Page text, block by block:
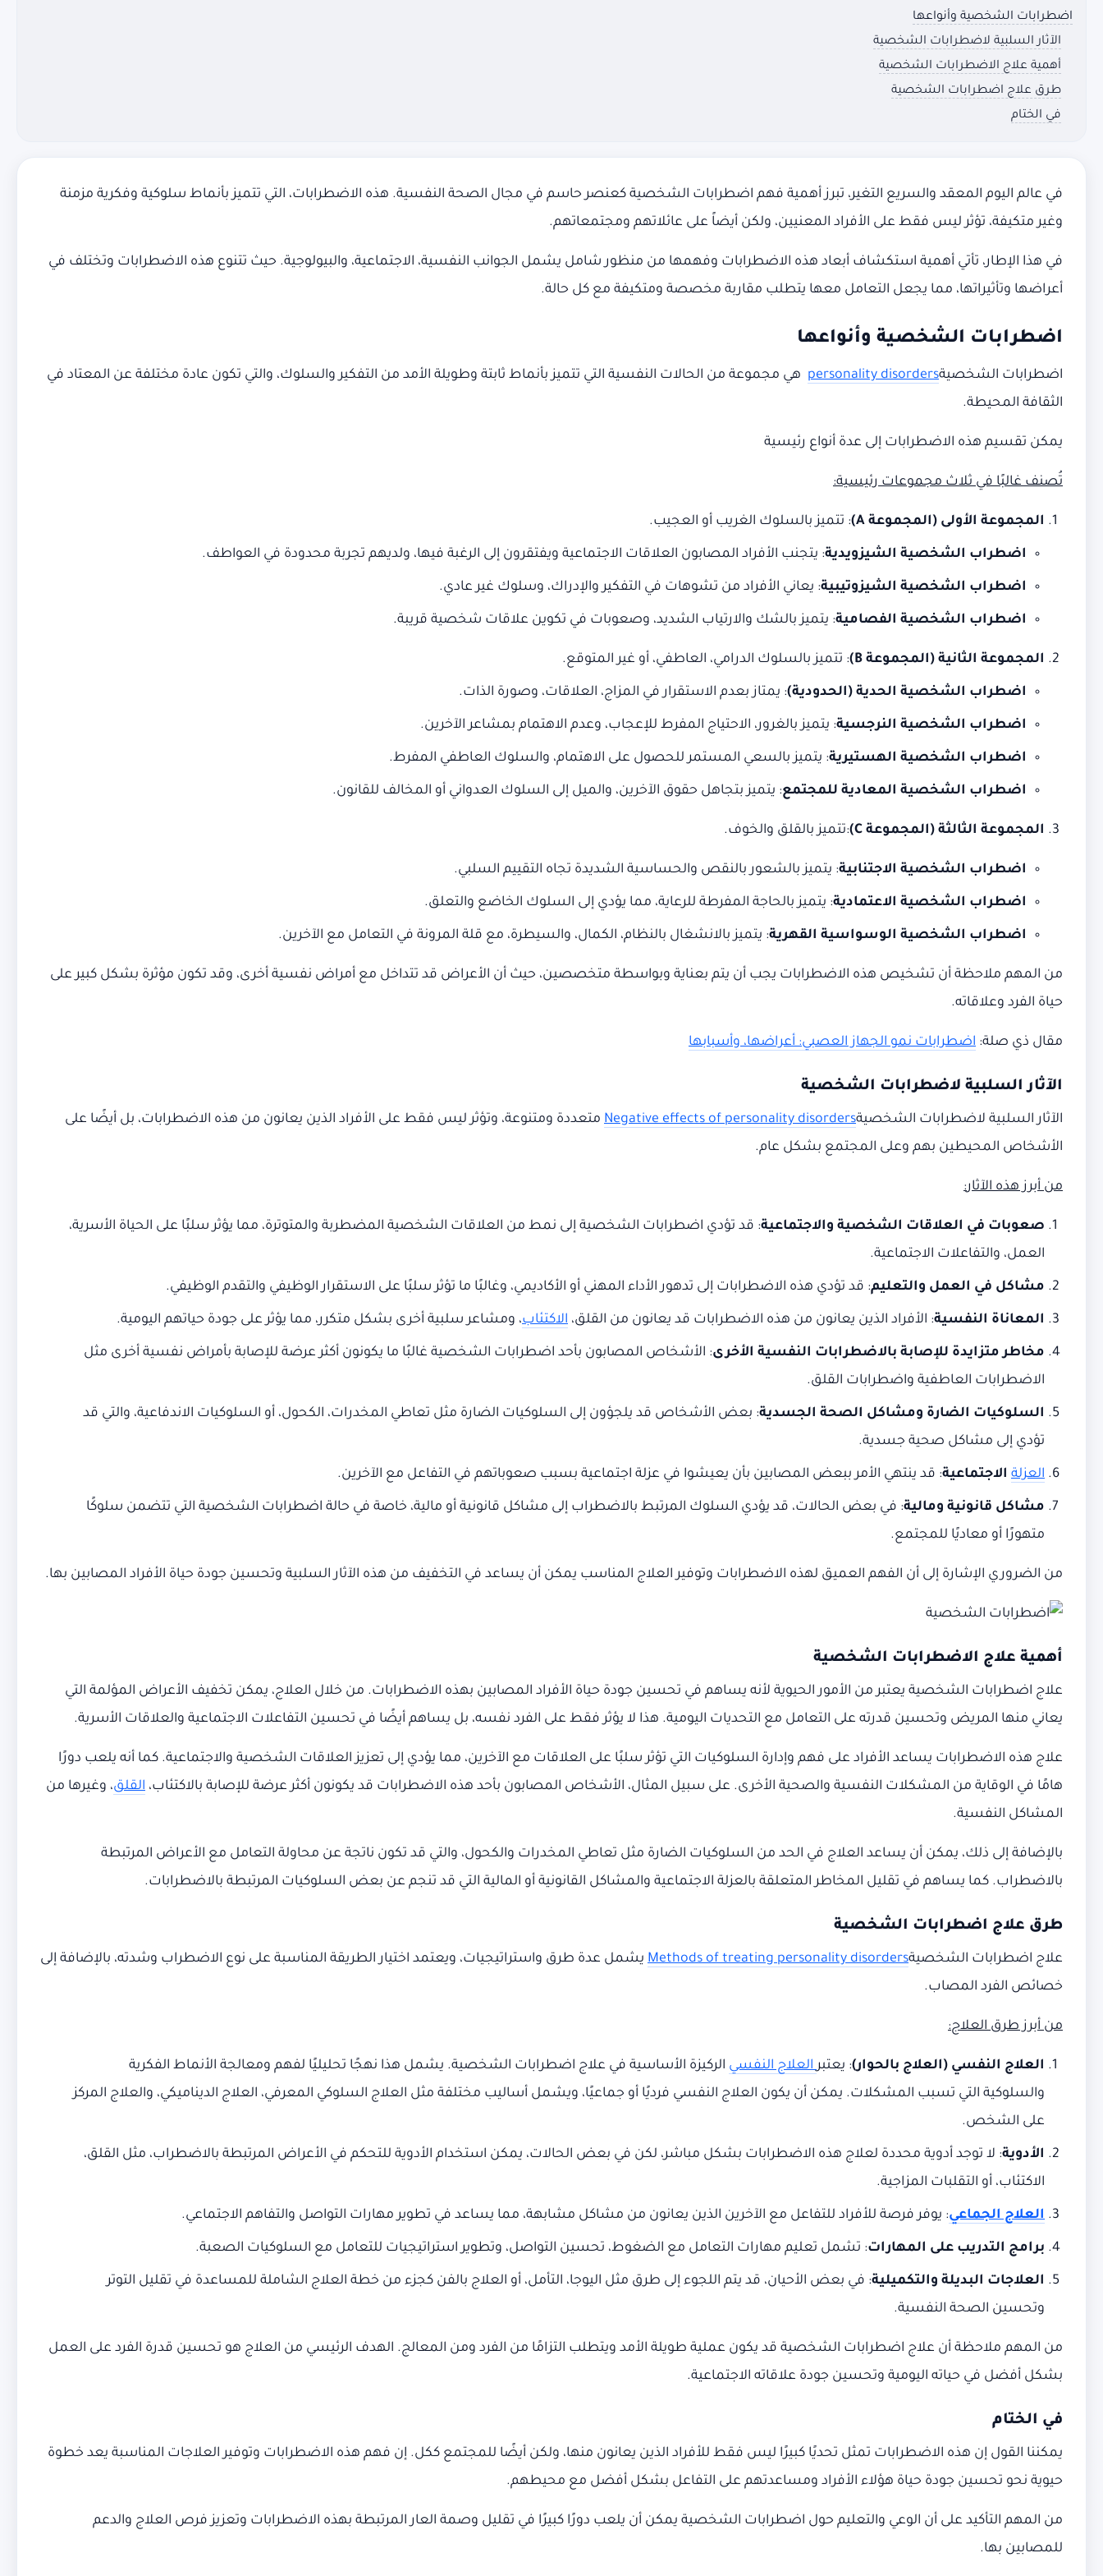
اضطرابات الشخصية وأنواعها
الآثار السلبية لاضطرابات الشخصية
أهمية علاج الاضطرابات الشخصية
طرق علاج اضطرابات الشخصية
في الختام
في عالم اليوم المعقد والسريع التغير، تبرز أهمية فهم اضطرابات الشخصية كعنصر حاسم في مجال الصحة النفسية. هذه الاضطرابات، التي تتميز بأنماط سلوكية وفكرية مزمنة
وغير متكيفة، تؤثر ليس فقط على الأفراد المعنيين، ولكن أيضاً على عائلاتهم ومجتمعاتهم.
في هذا الإطار، تأتي أهمية استكشاف أبعاد هذه الاضطرابات وفهمها من منظور شامل يشمل الجوانب النفسية، الاجتماعية، والبيولوجية. حيث تتنوع هذه الاضطرابات وتختلف في
أعراضها وتأثيراتها، مما يجعل التعامل معها يتطلب مقاربة مخصصة ومتكيفة مع كل حالة.
اضطرابات الشخصية وأنواعها
اضطرابات الشخصيةpersonality disorders هي مجموعة من الحالات النفسية التي تتميز بأنماط ثابتة وطويلة الأمد من التفكير والسلوك، والتي تكون عادة مختلفة عن المعتاد في
الثقافة المحيطة.
يمكن تقسيم هذه الاضطرابات إلى عدة أنواع رئيسية
تُصنف غالبًا في ثلاث مجموعات رئيسية:
المجموعة الأولى (المجموعة : تتميز بالسلوك الغريب أو العجيب.
اضطراب الشخصية الشيزويدية: يتجنب الأفراد المصابون العلاقات الاجتماعية ويفتقرون إلى الرغبة فيها، ولديهم تجربة محدودة في العواطف.
اضطراب الشخصية الشيزوتيبية: يعاني الأفراد من تشوهات في التفكير والإدراك، وسلوك غير عادي.
اضطراب الشخصية الفصامية: يتميز بالشك والارتياب الشديد، وصعوبات في تكوين علاقات شخصية قريبة.
المجموعة الثانية (المجموعة : تتميز بالسلوك الدرامي، العاطفي، أو غير المتوقع.
اضطراب الشخصية الحدية (الحدودية): يمتاز بعدم الاستقرار في المزاج، العلاقات، وصورة الذات.
اضطراب الشخصية النرجسية: يتميز بالغرور، الاحتياج المفرط للإعجاب، وعدم الاهتمام بمشاعر الآخرين.
اضطراب الشخصية الهستيرية: يتميز بالسعي المستمر للحصول على الاهتمام، والسلوك العاطفي المفرط.
اضطراب الشخصية المعادية للمجتمع: يتميز بتجاهل حقوق الآخرين، والميل إلى السلوك العدواني أو المخالف للقانون.
المجموعة الثالثة (المجموعة :تتميز بالقلق والخوف.
اضطراب الشخصية الاجتنابية: يتميز بالشعور بالنقص والحساسية الشديدة تجاه التقييم السلبي.
اضطراب الشخصية الاعتمادية: يتميز بالحاجة المفرطة للرعاية، مما يؤدي إلى السلوك الخاضع والتعلق.
اضطراب الشخصية الوسواسية القهرية: يتميز بالانشغال بالنظام، الكمال، والسيطرة، مع قلة المرونة في التعامل مع الآخرين.
من المهم ملاحظة أن تشخيص هذه الاضطرابات يجب أن يتم بعناية وبواسطة متخصصين، حيث أن الأعراض قد تتداخل مع أمراض نفسية أخرى، وقد تكون مؤثرة بشكل كبير على
حياة الفرد وعلاقاته.
مقال ذي صلة: اضطرابات نمو الجهاز العصبي: أعراضها، وأسبابها
الآثار السلبية لاضطرابات الشخصية
الآثار السلبية لاضطرابات الشخصيةNegative effects of personality disorders متعددة ومتنوعة، وتؤثر ليس فقط على الأفراد الذين يعانون من هذه الاضطرابات، بل أيضًا على
الأشخاص المحيطين بهم وعلى المجتمع بشكل عام.
من أبرز هذه الآثار:
صعوبات في العلاقات الشخصية والاجتماعية: قد تؤدي اضطرابات الشخصية إلى نمط من العلاقات الشخصية المضطربة والمتوترة، مما يؤثر سلبًا على الحياة الأسرية،
العمل، والتفاعلات الاجتماعية.
مشاكل في العمل والتعليم: قد تؤدي هذه الاضطرابات إلى تدهور الأداء المهني أو الأكاديمي، وغالبًا ما تؤثر سلبًا على الاستقرار الوظيفي والتقدم الوظيفي.
المعاناة النفسية: الأفراد الذين يعانون من هذه الاضطرابات قد يعانون من القلق، الاكتئاب، ومشاعر سلبية أخرى بشكل متكرر، مما يؤثر على جودة حياتهم اليومية.
مخاطر متزايدة للإصابة بالاضطرابات النفسية الأخرى: الأشخاص المصابون بأحد اضطرابات الشخصية غالبًا ما يكونون أكثر عرضة للإصابة بأمراض نفسية أخرى مثل
الاضطرابات العاطفية واضطرابات القلق.
السلوكيات الضارة ومشاكل الصحة الجسدية: بعض الأشخاص قد يلجؤون إلى السلوكيات الضارة مثل تعاطي المخدرات، الكحول، أو السلوكيات الاندفاعية، والتي قد
تؤدي إلى مشاكل صحية جسدية.
العزلة الاجتماعية: قد ينتهي الأمر ببعض المصابين بأن يعيشوا في عزلة اجتماعية بسبب صعوباتهم في التفاعل مع الآخرين.
مشاكل قانونية ومالية: في بعض الحالات، قد يؤدي السلوك المرتبط بالاضطراب إلى مشاكل قانونية أو مالية، خاصة في حالة اضطرابات الشخصية التي تتضمن سلوكًا
متهورًا أو معاديًا للمجتمع.
من الضروري الإشارة إلى أن الفهم العميق لهذه الاضطرابات وتوفير العلاج المناسب يمكن أن يساعد في التخفيف من هذه الآثار السلبية وتحسين جودة حياة الأفراد المصابين بها.
أهمية علاج الاضطرابات الشخصية
علاج اضطرابات الشخصية يعتبر من الأمور الحيوية لأنه يساهم في تحسين جودة حياة الأفراد المصابين بهذه الاضطرابات. من خلال العلاج، يمكن تخفيف الأعراض المؤلمة التي
يعاني منها المريض وتحسين قدرته على التعامل مع التحديات اليومية. هذا لا يؤثر فقط على الفرد نفسه، بل يساهم أيضًا في تحسين التفاعلات الاجتماعية والعلاقات الأسرية.
علاج هذه الاضطرابات يساعد الأفراد على فهم وإدارة السلوكيات التي تؤثر سلبًا على العلاقات مع الآخرين، مما يؤدي إلى تعزيز العلاقات الشخصية والاجتماعية. كما أنه يلعب دورًا
هامًا في الوقاية من المشكلات النفسية والصحية الأخرى. على سبيل المثال، الأشخاص المصابون بأحد هذه الاضطرابات قد يكونون أكثر عرضة للإصابة بالاكتئاب، القلق، وغيرها من
المشاكل النفسية.
بالإضافة إلى ذلك، يمكن أن يساعد العلاج في الحد من السلوكيات الضارة مثل تعاطي المخدرات والكحول، والتي قد تكون ناتجة عن محاولة التعامل مع الأعراض المرتبطة
بالاضطراب. كما يساهم في تقليل المخاطر المتعلقة بالعزلة الاجتماعية والمشاكل القانونية أو المالية التي قد تنجم عن بعض السلوكيات المرتبطة بالاضطرابات.
طرق علاج اضطرابات الشخصية
علاج اضطرابات الشخصيةMethods of treating personality disorders يشمل عدة طرق واستراتيجيات، ويعتمد اختيار الطريقة المناسبة على نوع الاضطراب وشدته، بالإضافة إلى
خصائص الفرد المصاب.
من أبرز طرق العلاج:
العلاج النفسي (العلاج بالحوار): يعتبرالعلاج النفسي الركيزة الأساسية في علاج اضطرابات الشخصية. يشمل هذا نهجًا تحليليًا لفهم ومعالجة الأنماط الفكرية
والسلوكية التي تسبب المشكلات. يمكن أن يكون العلاج النفسي فرديًا أو جماعيًا، ويشمل أساليب مختلفة مثل العلاج السلوكي المعرفي، العلاج الديناميكي، والعلاج المركز
على الشخص.
الأدوية: لا توجد أدوية محددة لعلاج هذه الاضطرابات بشكل مباشر، لكن في بعض الحالات، يمكن استخدام الأدوية للتحكم في الأعراض المرتبطة بالاضطراب، مثل القلق،
الاكتئاب، أو التقلبات المزاجية.
العلاج الجماعي: يوفر فرصة للأفراد للتفاعل مع الآخرين الذين يعانون من مشاكل مشابهة، مما يساعد في تطوير مهارات التواصل والتفاهم الاجتماعي.
برامج التدريب على المهارات: تشمل تعليم مهارات التعامل مع الضغوط، تحسين التواصل، وتطوير استراتيجيات للتعامل مع السلوكيات الصعبة.
العلاجات البديلة والتكميلية: في بعض الأحيان، قد يتم اللجوء إلى طرق مثل اليوجا، التأمل، أو العلاج بالفن كجزء من خطة العلاج الشاملة للمساعدة في تقليل التوتر
وتحسين الصحة النفسية.
من المهم ملاحظة أن علاج اضطرابات الشخصية قد يكون عملية طويلة الأمد ويتطلب التزامًا من الفرد ومن المعالج. الهدف الرئيسي من العلاج هو تحسين قدرة الفرد على العمل
بشكل أفضل في حياته اليومية وتحسين جودة علاقاته الاجتماعية.
في الختام
يمكننا القول إن هذه الاضطرابات تمثل تحديًا كبيرًا ليس فقط للأفراد الذين يعانون منها، ولكن أيضًا للمجتمع ككل. إن فهم هذه الاضطرابات وتوفير العلاجات المناسبة يعد خطوة
حيوية نحو تحسين جودة حياة هؤلاء الأفراد ومساعدتهم على التفاعل بشكل أفضل مع محيطهم.
من المهم التأكيد على أن الوعي والتعليم حول اضطرابات الشخصية يمكن أن يلعب دورًا كبيرًا في تقليل وصمة العار المرتبطة بهذه الاضطرابات وتعزيز فرص العلاج والدعم
للمصابين بها.